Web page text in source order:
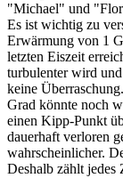
"Michael" und
Es ist wichtig zu
Erwärmung von 1
letzten Eiszeit
turbulenter wird
keine
Grad könnte noch
einen Kipp-Punkt
dauerhaft verloren
wahrscheinlicher.
Deshalb zählt jedes